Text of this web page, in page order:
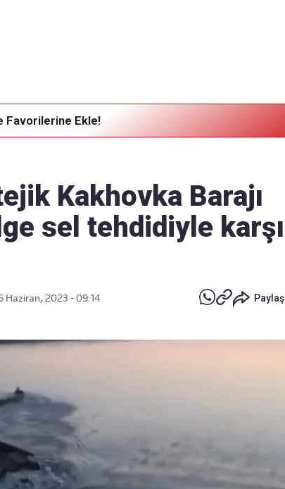
Favorilerine Ekle!
Kakhovka Barajı
sel tehdidiyle karşı
Haziran, 2023 - 09:14 Paylaş